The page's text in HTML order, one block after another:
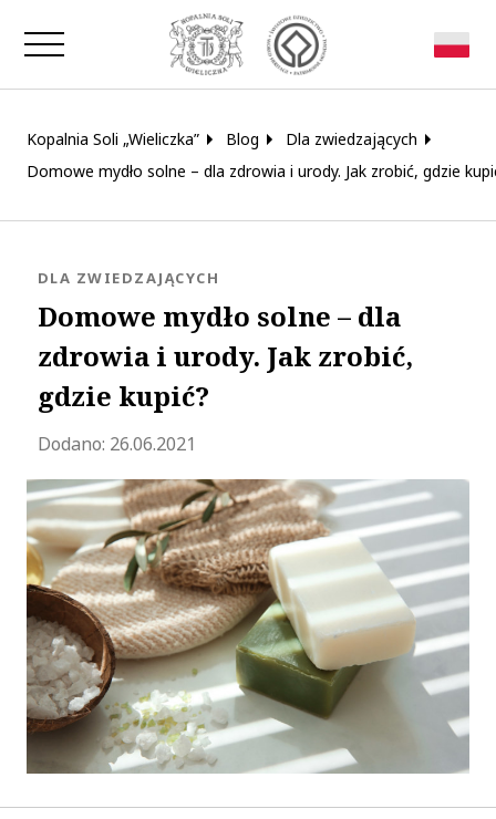
Zamknij okno
Kopalnia Soli „Wieliczka” Blog
Dla zwiedzających
Domowe mydło solne – dla zdrowia i urody. Jak zrobić, gdzie
Domowe mydło solne – dla
zdrowia i urody. Jak zrobić,
gdzie kupić?
KATEGORIA:
DLA ZWIEDZAJĄCYCH
Dodano: 26.06.2021